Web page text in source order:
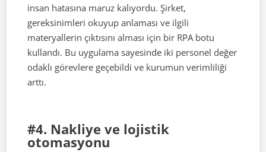
insan hatasına maruz kalıyordu. Şirket,
gereksinimleri okuyup anlaması ve ilgili
materyallerin çıktısını alması için bir RPA botu
kullandı. Bu uygulama sayesinde iki personel değer
odaklı görevlere geçebildi ve kurumun verimliliği
arttı.
#4. Nakliye ve lojistik
otomasyonu